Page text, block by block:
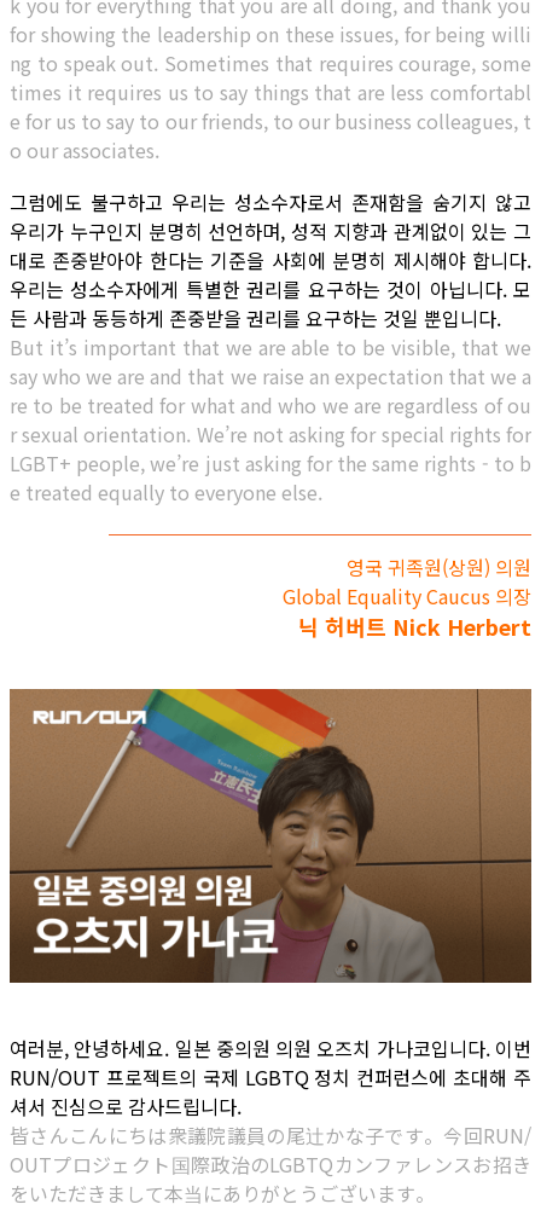
for showing the leadership on these issues, for being willi
ng to speak out. Sometimes that requires courage, some
times it requires us to say things that are less comfortabl
e for us to say to our friends, to our business colleagues, t
o our associates.
그럼에도 불구하고 우리는 성소수자로서 존재함을 숨기지 않고
우리가 누구인지 분명히 선언하며, 성적 지향과 관계없이 있는 그
대로 존중받아야 한다는 기준을 사회에 분명히 제시해야 합니다.
우리는 성소수자에게 특별한 권리를 요구하는 것이 아닙니다. 모
든 사람과 동등하게 존중받을 권리를 요구하는 것일 뿐입니다.
But it’s important that we are able to be visible, that we
say who we are and that we raise an expectation that we a
re to be treated for what and who we are regardless of ou
r sexual orientation. We’re not asking for special rights for
LGBT+ people, we’re just asking for the same rights - to b
e treated equally to everyone else.
영국 귀족원(상원) 의원
Global Equality Caucus 의장
닉 허버트 Nick Herbert
여러분, 안녕하세요. 일본 중의원 의원 오즈치 가나코입니다. 이번
RUN/OUT 프로젝트의 국제 LGBTQ 정치 컨퍼런스에 초대해 주
셔서 진심으로 감사드립니다.
皆さんこんにちは衆議院議員の尾辻かな子です。今回RUN/
OUTプロジェクト国際政治のLGBTQカンファレンスお招き
をいただきまして本当にありがとうございます。